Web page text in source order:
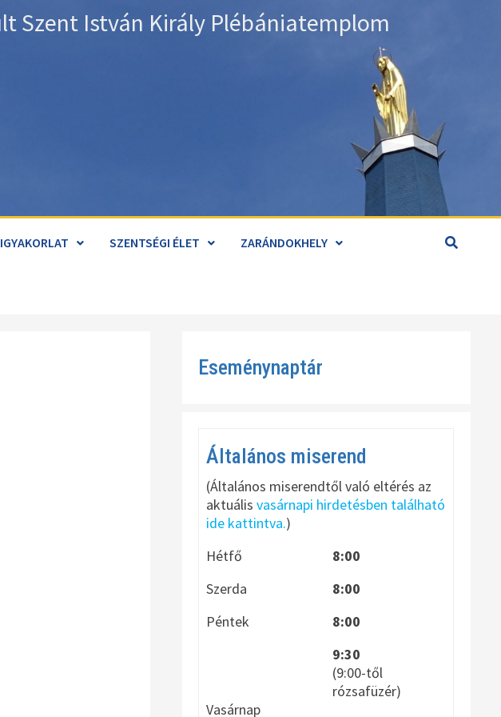
Szent István Király Plébániatemplom
SZENTSÉGI ÉLET ZARÁNDOKHELY
Eseménynaptár
Általános miserend
(Általános miserendtől való eltérés az
aktuálisvasárnapi hirdetésben található
ide kattintva.)
Hétfő
8:00
Szerda
8:00
Péntek
8:00
Vasárnap
9:30
(9:00-től
rózsafüzér)